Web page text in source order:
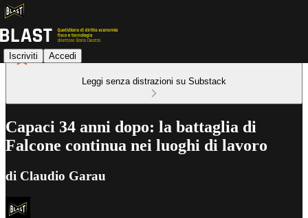
Iscriviti Accedi
Leggi senza distrazioni su Substack
Capaci 34 anni dopo: la battaglia di
Falcone continua nei luoghi di lavoro
di Claudio Garau